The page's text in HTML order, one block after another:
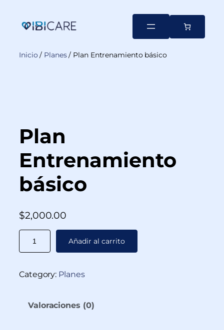
Inicio / Planes/ Plan Entrenamiento básico
Plan
Entrenamiento
básico
$2,000.00
Añadir al carrito
Category: Planes
Valoraciones (0)